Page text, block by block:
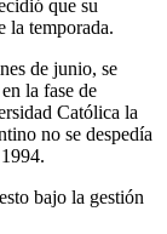
que su
la temporada.
de junio, se
la fase de
Católica la
no se despedía
bajo la gestión